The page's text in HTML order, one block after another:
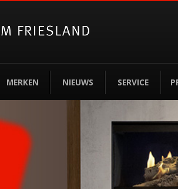
MERKEN NIEUWS SERVICE